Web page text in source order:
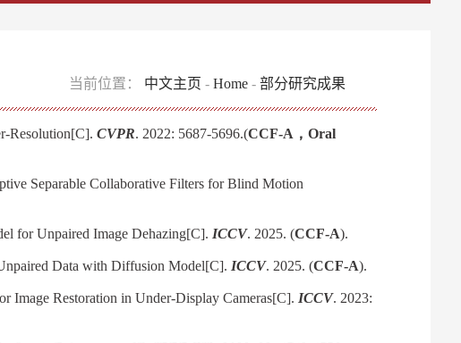
当前位置： 中文主页 -Home -部分研究成果